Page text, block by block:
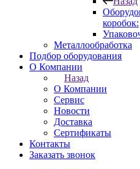
коробок:
Металлообработка
Подбор оборудования
О Компании
Назад
О Компании
Сервис
Новости
Доставка
Сертификаты
Контакты
Заказать звонок